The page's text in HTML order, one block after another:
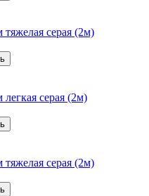
серая (2м)
серая (2м)
серая (2м)